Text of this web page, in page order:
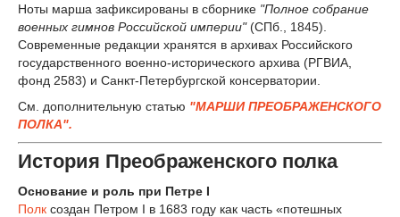
Ноты марша зафиксированы в сборнике "Полное собрание
военных гимнов Российской империи" (СПб., 1845).
Современные редакции хранятся в архивах Российского
государственного военно-исторического архива (РГВИА,
фонд 2583) и Санкт-Петербургской консерватории.
См. дополнительную статью "МАРШИ ПРЕОБРАЖЕНСКОГО
ПОЛКА".
История Преображенского полка
Основание и роль при Петре I
Полк создан Петром I в 1683 году как часть «потешных